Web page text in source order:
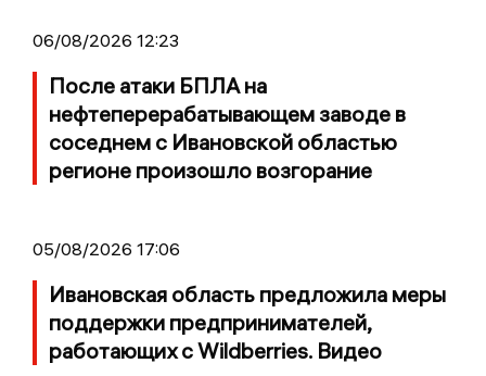
06/08/2026 12:23
После атаки БПЛА на
нефтеперерабатывающем заводе в
соседнем с Ивановской областью
регионе произошло возгорание
05/08/2026 17:06
Ивановская область предложила меры
поддержки предпринимателей,
работающих с Wildberries. Видео